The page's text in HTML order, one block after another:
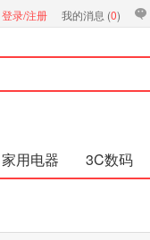
登录/注册 我的消息 (0)
家用电器 3C数码